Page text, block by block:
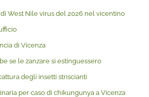
West Nile virus del 2026 nel vicentino
di Vicenza
se le zanzare si estinguessero
degli insetti striscianti
per caso di chikungunya a Vicenza